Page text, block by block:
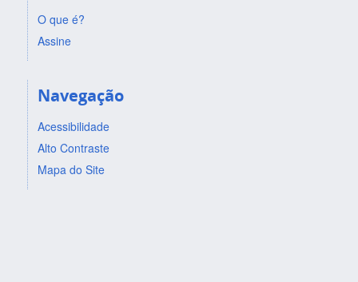
O que é?
Assine
Navegação
Acessibilidade
Alto Contraste
Mapa do Site